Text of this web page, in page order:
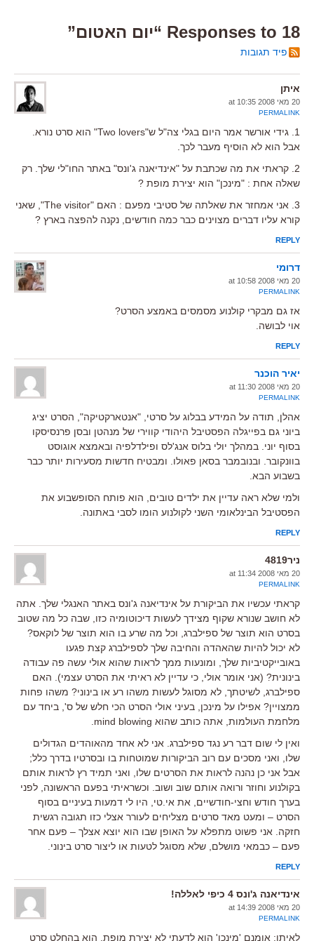
18 Responses to “יום האטום”
פיד תגובות
איתן
20 מאי 2008 at 10:35
PERMALINK
1. גידי אורשר אמר היום בגלי צה"ל ש"Two lovers" הוא סרט נורא.
אבל הוא לא הוסיף מעבר לכך.
2. קראתי את מה שכתבת על "אינדיאנה ג'ונס" באתר החו"לי שלך. רק
שאלה אחת : "מינכן" הוא יצירת מופת ?
3. אני אמחזר את שאלתה של סטיבי מפעם : האם "The visitor", שאני
קורא עליו דברים מצוינים כבר כמה חודשים, נקנה להפצה בארץ ?
REPLY
דרומי
20 מאי 2008 at 10:58
PERMALINK
אז גם מבקרי קולנוע מסמסים באמצע הסרט?
אוי לבושה.
REPLY
יאיר הוכנר
20 מאי 2008 at 11:30
PERMALINK
אהלן, תודה על המידע בבלוג על סרטי, "אנטארקטיקה", הסרט יציג
ביוני גם בפייגלה הפסטיבל היהודי קווירי של מנהטן ובסן פרנסיסקו
בסוף יוני. במהלך יולי בלוס אנג'לס ופילדלפיה ובאמצא אוגוסט
בוונקובר. ובנובמבר בסאן פאולו. ומבטיח חדשות מסעירות יותר כבר
בשבוע הבא.
ולמי שלא ראה עדיין את ילדים טובים, הוא פותח הסופשבוע את
הפסטיבל הבינלאומי השני לקולנוע הומו לסבי באתונה.
REPLY
ניר4819
20 מאי 2008 at 11:34
PERMALINK
קראתי עכשיו את הביקורת על אינדיאנה ג'ונס באתר האנגלי שלך. אתה
לא חושב שנורא שקוף מצידך לעשות דיכוטומיה כזו, שבה כל מה שטוב
בסרט הוא תוצר של ספילברג, וכל מה שרע בו הוא תוצר של לוקאס?
לא יכול להיות שהאהדה והחיבה שלך לספילברג קצת פגעו
באובייקטיביות שלך, ומונעות ממך לראות שהוא אולי עשה פה עבודה
בינונית? (אני אומר אולי, כי עדיין לא ראיתי את הסרט עצמי). האם
ספילברג, לשיטתך, לא מסוגל לעשות משהו רע או בינוני? משהו פחות
ממצויין? אפילו על מינכן, בעיני אולי הסרט הכי חלש של ס', ביחד עם
מלחמת העולמות, אתה כותב שהוא mind blowing.
ואין לי שום דבר רע נגד ספילברג. אני לא אחד מהאוהדים הגדולים
שלו, ואני מסכים עם רוב הביקורות שמוטחות בו ובסרטיו בדרך כלל;
אבל אני כן נהנה לראות את הסרטים שלו, ואני תמיד רץ לראות אותם
בקולנוע וחוזר ורואה אותם שוב ושוב. וכשראיתי בפעם הראשונה, לפני
בערך חודש וחצי-חודשיים, את אי.טי, היו לי דמעות בעיניים בסוף
הסרט – ומעט מאד סרטים מצליחים לעורר אצלי כזו תגובה רגשית
חזקה. אני פשוט מתפלא על האופן שבו הוא יוצא אצלך – פעם אחר
פעם – כבמאי מושלם, שלא מסוגל לטעות או ליצור סרט בינוני.
REPLY
אינדיאנה ג'ונס 4 כיפי לאללה!
20 מאי 2008 at 14:39
PERMALINK
לאיתן: אומנם 'מינכן' הוא לדעתי לא יצירת מופת, הוא בהחלט סרט